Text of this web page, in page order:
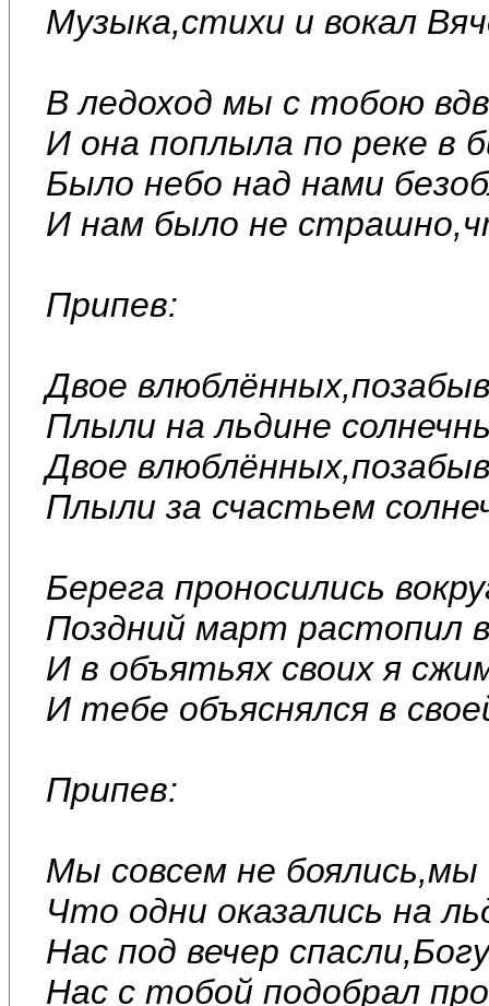
Музыка,стихи и вокал
В ледоход мы с тобою
И она поплыла по реке в
Было небо над нами
И нам было не
Припев:
Двое
Плыли на льдине
Двое
Плыли за счастьем
Берега проносились
Поздний март растопил
И в объятьях своих я
И тебе объяснялся в
Припев:
Мы совсем не
Что одни оказались на
Нас под вечер
Нас с тобой подобрал